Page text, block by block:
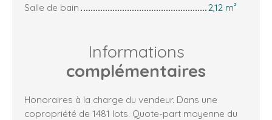
Salle de bain
2,12 m²
Informations
complémentaires
Honoraires à la charge du vendeur. Dans une
copropriété de 1481 lots. Quote-part moyenne du